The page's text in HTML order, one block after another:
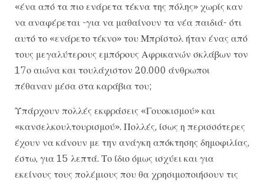
«ένα από τα πιο ενάρετα τέκνα της πόλης» χωρίς καν
να αναφέρεται -για να μαθαίνουν τα νέα παιδιά- ότι
αυτό το «ενάρετο τέκνο» του Μπρίστολ ήταν ένας από
τους μεγαλύτερους εμπόρους Αφρικανών σκλάβων τον
17ο αιώνα και τουλάχιστον 20.000 άνθρωποι
πέθαναν μέσα στα καράβια του;
Υπάρχουν πολλές εκφράσεις «Γουοκισμού» και
«κανσελκουλτουρισμού». Πολλές, ίσως η περισσότερες
έχουν να κάνουν με την ανάγκη απόκτησης δημοφιλίας,
έστω, για 15 λεπτά. Το ίδιο όμως ισχύει και για
εκείνους τους πολέμιους που θα χρησιμοποιήσουν τις